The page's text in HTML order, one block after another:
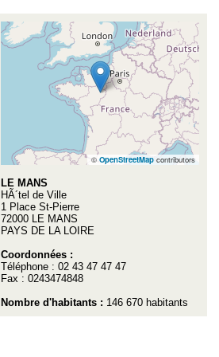
© OpenStreetMap contributors
LE MANS
HÃ´tel de Ville
1 Place St-Pierre
72000 LE MANS
PAYS DE LA LOIRE
Coordonnées :
Téléphone : 02 43 47 47 47
Fax : 0243474848
Nombre d'habitants : 146 670 habitants